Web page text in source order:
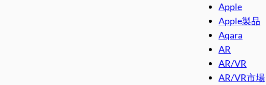
Apple
Apple製品
Aqara
AR
AR/VR
AR/VR市場